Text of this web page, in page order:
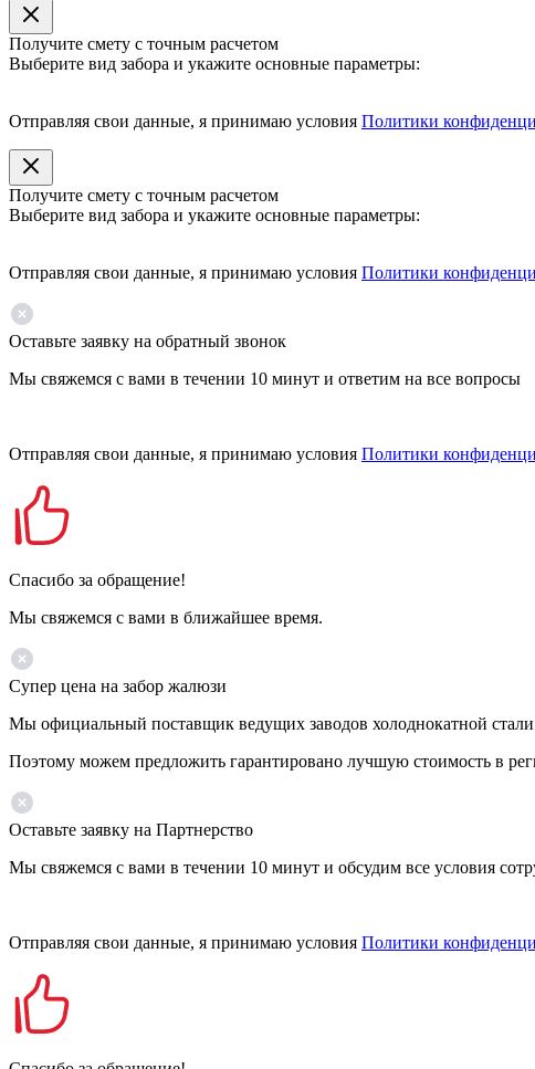
Получите смету с точным расчетом
Выберите вид забора и укажите основные параметры:
Отправляя свои данные, я принимаю условия Политики
Получите смету с точным расчетом
Выберите вид забора и укажите основные параметры:
Отправляя свои данные, я принимаю условия Политики
Оставьте заявку на обратный звонок
Мы свяжемся с вами в течении 10 минут и ответим на все вопросы
Отправляя свои данные, я принимаю условия Политики
Спасибо за обращение!
Мы свяжемся с вами в ближайшее время.
Супер цена на забор жалюзи
Мы официальный поставщик ведущих заводов холоднокатной
Поэтому можем предложить гарантировано лучшую стоимость в
Оставьте заявку на Партнерство
Мы свяжемся с вами в течении 10 минут и обсудим все условия
Отправляя свои данные, я принимаю условия Политики